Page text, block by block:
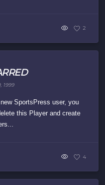
2
1999
SportsPress user, you
this Player and create
4